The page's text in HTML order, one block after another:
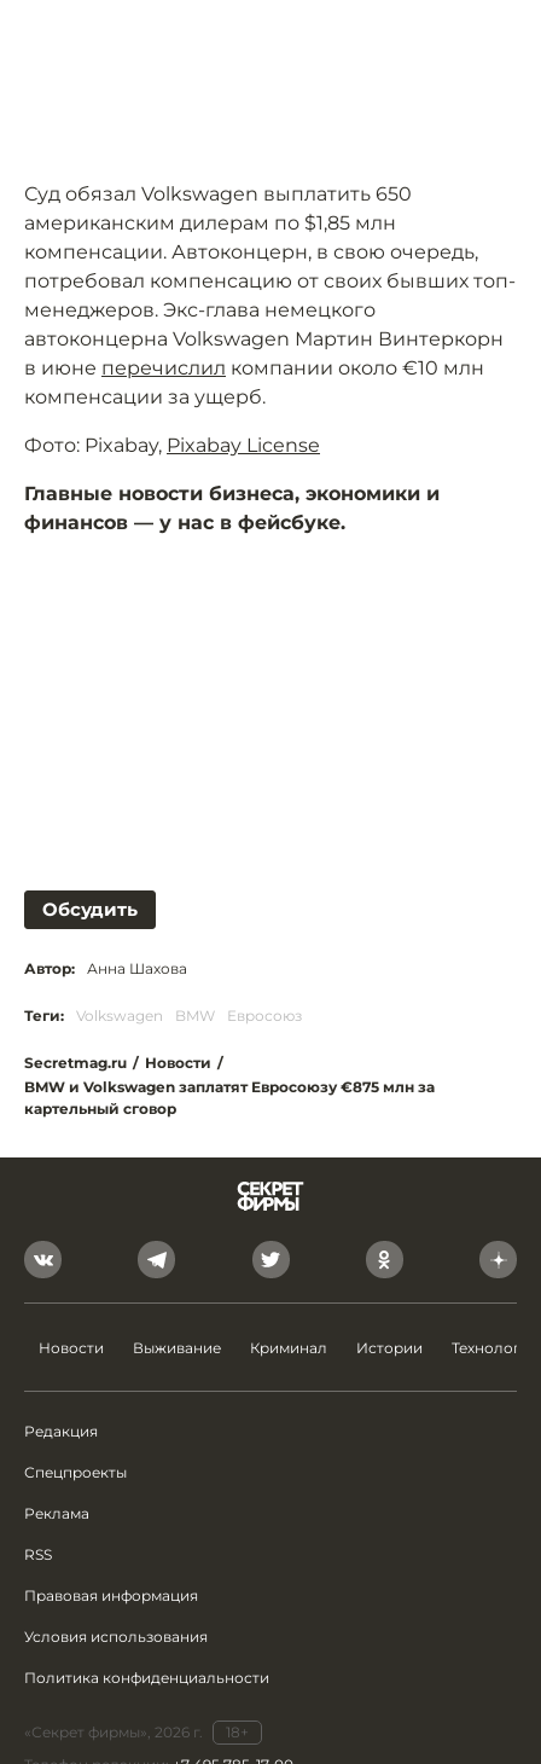
Суд обязал Volkswagen выплатить 650
американским дилерам по $1,85 млн
компенсации. Автоконцерн, в свою очередь,
потребовал компенсацию от своих бывших топ-
менеджеров. Экс-глава немецкого
автоконцерна Volkswagen Мартин Винтеркорн
в июне перечислил компании около €10 млн
компенсации за ущерб.
Фото: Pixabay, Pixabay License
Главные новости бизнеса, экономики и
финансов — у нас в фейсбуке.
Обсудить
Автор: Анна Шахова
Теги: Volkswagen BMW Евросоюз
Secretmag.ru / Новости /
BMW и Volkswagen заплатят Евросоюзу €875 млн за
картельный сговор
Новости Выживание Криминал Истории Технологии
Редакция
Спецпроекты
Реклама
RSS
Правовая информация
Условия использования
Политика конфиденциальности
«Секрет фирмы», 2026 г.
18+